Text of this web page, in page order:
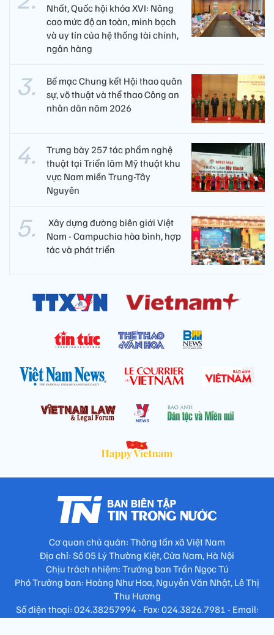
Nhất, Quốc hội khóa XVI: Nâng
cao mức độ an toàn, minh bạch
và uy tín của hệ thống tài chính,
ngân hàng
Bế mạc Chung kết Hội thao quân
sự, võ thuật và thể thao Công an
nhân dân năm 2026
Trưng bày 257 tác phẩm nghệ
thuật tại Triển lãm Mỹ thuật khu
vực Nam miền Trung-Tây
Nguyên
​ Xây dựng đường biên giới Việt
Nam - Campuchia hòa bình, hợp
tác và phát triển
Cơ quan chủ quản: Thông tấn xã Việt Nam
Địa chỉ: Số 05 Lý Thường Kiệt, Cửa Nam, Hà Nội
Chịu trách nhiệm: Trưởng ban Trần Ngọc Tú
Phó Trưởng ban: Hoàng Như Hoa, Nguyễn Văn Nhật, Lê Thị
Thu Hương
Số điện thoại: 024.38257994 - Fax: 024.3826.7981 - Email: